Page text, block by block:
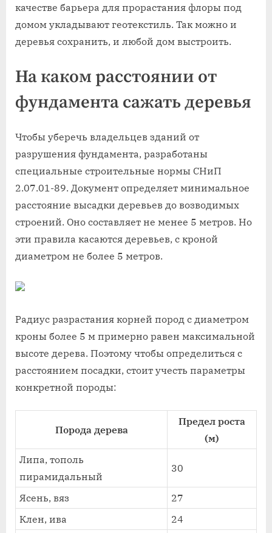
качестве барьера для прорастания флоры под
домом укладывают геотекстиль. Так можно и
деревья сохранить, и любой дом выстроить.
На каком расстоянии от
фундамента сажать деревья
Чтобы уберечь владельцев зданий от
разрушения фундамента, разработаны
специальные строительные нормы СНиП
2.07.01-89. Документ определяет минимальное
расстояние высадки деревьев до возводимых
строений. Оно составляет не менее 5 метров. Но
эти правила касаются деревьев, с кроной
диаметром не более 5 метров.
Радиус разрастания корней пород с диаметром
кроны более 5 м примерно равен максимальной
высоте дерева. Поэтому чтобы определиться с
расстоянием посадки, стоит учесть параметры
конкретной породы:
Порода дерева
Предел роста
(м)
Липа, тополь
пирамидальный
30
Ясень, вяз
27
Клен, ива
24